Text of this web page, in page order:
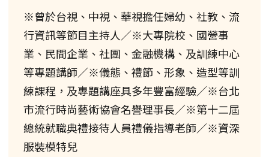
※曾於台視、中視、華視擔任婦幼、社教、流
行資訊等節目主持人／※大專院校、國營事
業、民間企業、社團、金融機構、及訓練中心
等專題講師／※儀態、禮節、形象、造型等訓
練課程，及專題講座具多年豐富經驗／※台北
市流行時尚藝術協會名譽理事長／※第十二屆
總統就職典禮接待人員禮儀指導老師／※資深
服裝模特兒